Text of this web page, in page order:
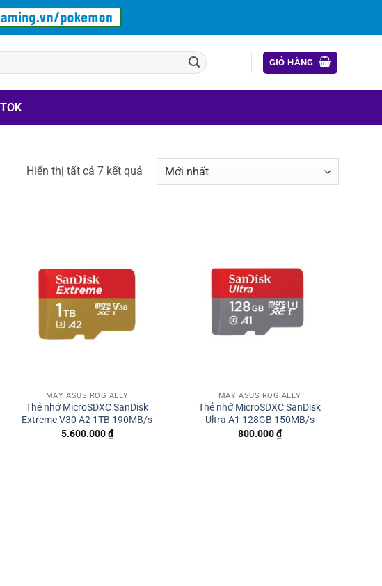
GIỎ HÀNG
Hiển thị tất cả 7 kết quảĐược
sắp
MÁY ASUS ROG ALLY
Thẻ nhớ MicroSDXC SanDisk
Extreme V30 A2 1TB 190MB/s
5.600.000₫
MÁY ASUS ROG ALLY
Thẻ nhớ MicroSDXC SanDisk
Ultra A1 128GB 150MB/s
800.000₫